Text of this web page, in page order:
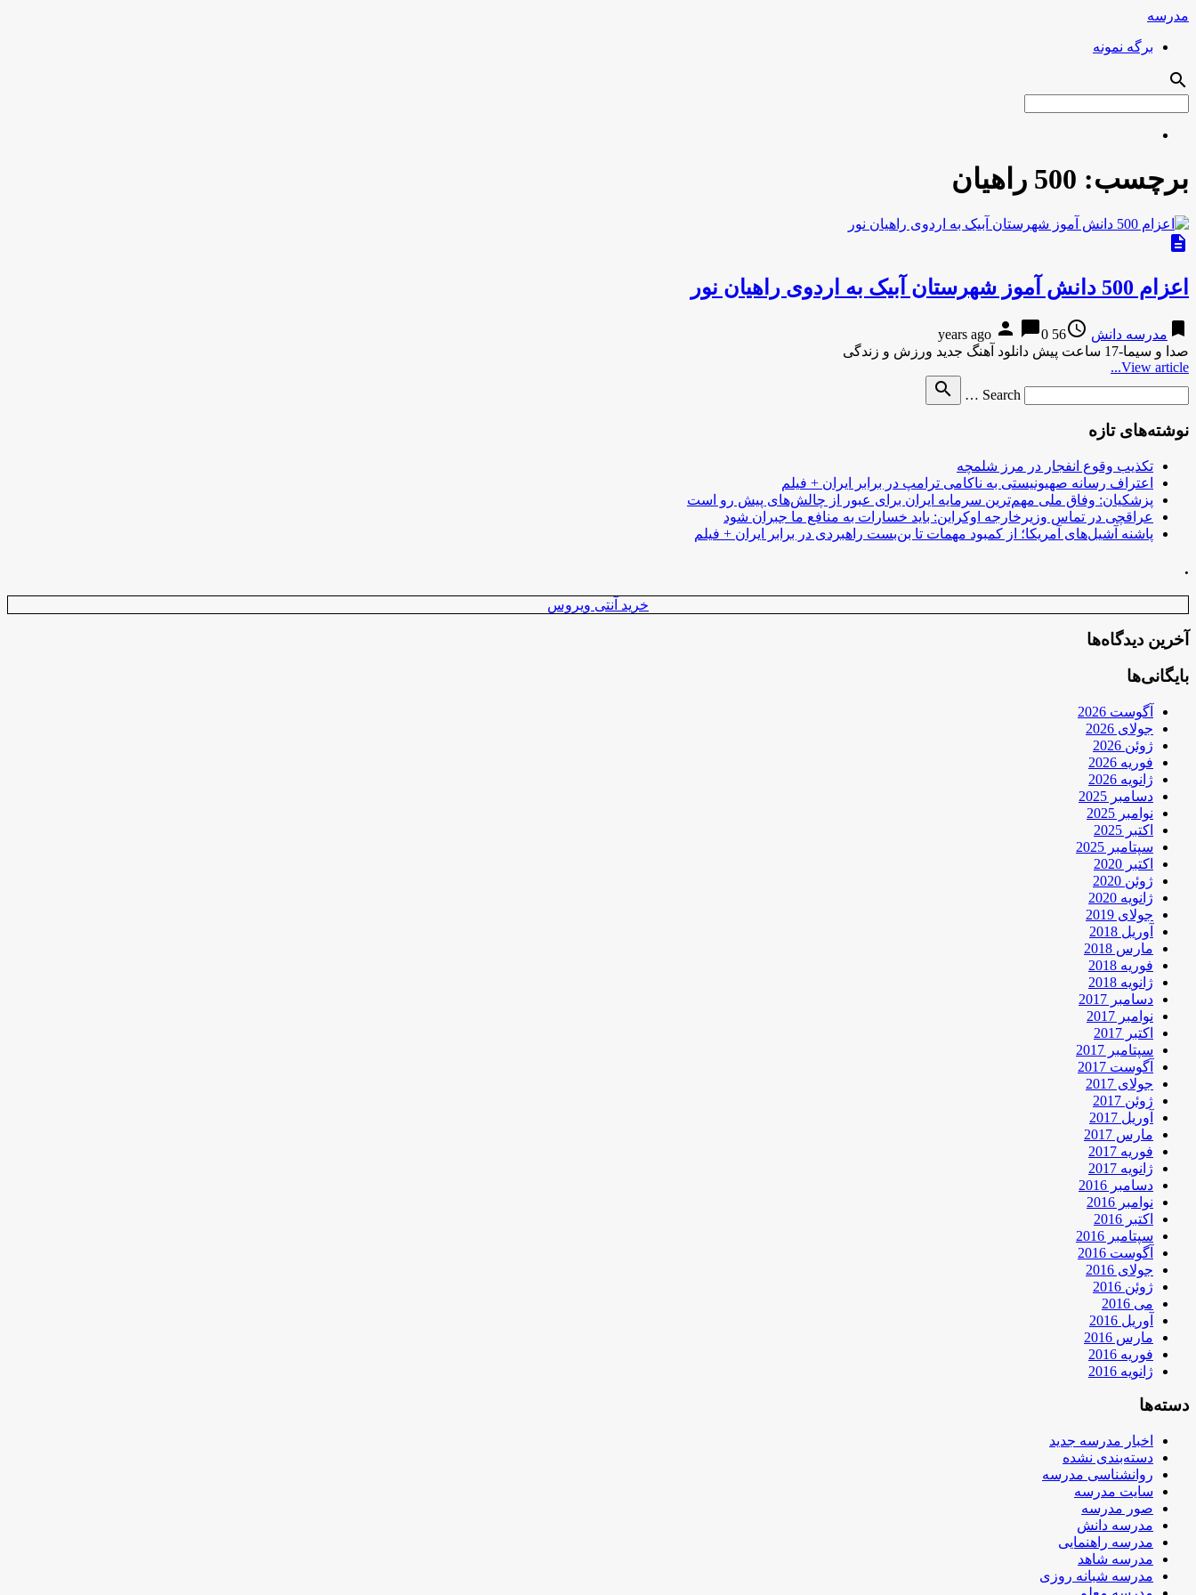
مدرسه
برگه نمونه
search
برچسب: 500 راهیان
description
اعزام 500 دانش آموز شهرستان آبیک به اردوی راهیان نور
bookmark مدرسه دانش access_time
56 years ago
person chat_bubble0
صدا و سیما-17 ساعت پیش دانلود آهنگ جدید ورزش و زندگی
View article...
Search …
search
نوشته‌های تازه
تکذیب وقوع انفجار در مرز شلمچه
اعتراف رسانه صهیونیستی به ناکامی ترامپ در برابر ایران + فیلم
پزشکیان: وفاق ملی مهم‌ترین سرمایه ایران برای عبور از چالش‌های پیش رو است
عراقچی در تماس وزیرخارجه اوکراین: باید خسارات به منافع ما جبران شود
پاشنه آشیل‌های آمریکا؛ از کمبود مهمات تا بن‌بست راهبردی در برابر ایران + فیلم
.
خرید آنتی ویروس
آخرین دیدگاه‌ها
بایگانی‌ها
آگوست 2026
جولای 2026
ژوئن 2026
فوریه 2026
ژانویه 2026
دسامبر 2025
نوامبر 2025
اکتبر 2025
سپتامبر 2025
اکتبر 2020
ژوئن 2020
ژانویه 2020
جولای 2019
آوریل 2018
مارس 2018
فوریه 2018
ژانویه 2018
دسامبر 2017
نوامبر 2017
اکتبر 2017
سپتامبر 2017
آگوست 2017
جولای 2017
ژوئن 2017
آوریل 2017
مارس 2017
فوریه 2017
ژانویه 2017
دسامبر 2016
نوامبر 2016
اکتبر 2016
سپتامبر 2016
آگوست 2016
جولای 2016
ژوئن 2016
می 2016
آوریل 2016
مارس 2016
فوریه 2016
ژانویه 2016
دسته‌ها
اخبار مدرسه جدید
دسته‌بندی نشده
روانشناسی مدرسه
سایت مدرسه
صور مدرسه
مدرسه دانش
مدرسه راهنمایی
مدرسه شاهد
مدرسه شبانه روزی